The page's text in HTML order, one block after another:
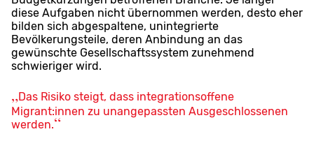
diese Aufgaben nicht übernommen werden, desto eher
bilden sich abgespaltene, unintegrierte
Bevölkerungsteile, deren Anbindung an das
gewünschte Gesellschaftssystem zunehmend
schwieriger wird.
Das Risiko steigt, dass integrationsoffene
Migrant:innen zu unangepassten Ausgeschlossenen
werden.